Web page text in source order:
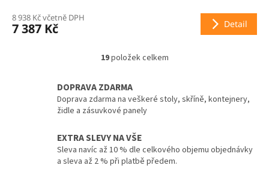
M
8 938 Kč včetně DPH
7 387 Kč Detail
O
á
d
c
í
p
r
19položek celkem
DOPRAVA ZDARMA
Doprava zdarma na veškeré stoly, skříně, kontejnery,
židle a zásuvkové panely
EXTRA SLEVY NA VŠE
Sleva navíc až 10 % dle celkového objemu objednávky
a sleva až 2 % při platbě předem.